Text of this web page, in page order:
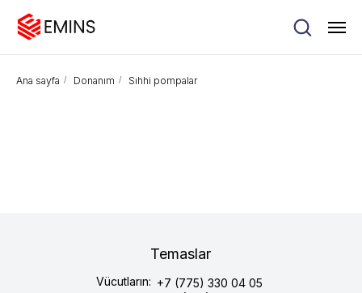
Ana sayfa / Donanım / Sıhhi pompalar
+7 (775) 330 04 05
Vücutların:
Temaslar